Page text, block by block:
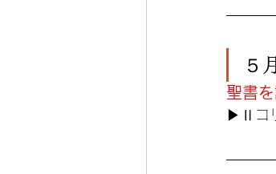
５
聖書
▶︎Ⅱコ